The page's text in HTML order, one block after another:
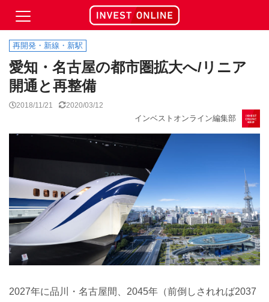
再開発・新線・新駅
愛知・名古屋の都市圏拡大へ/リニア
開通と再整備
2018/11/21 2020/03/12
インベストオンライン編集部
2027年に品川・名古屋間、2045年（前倒しされれば2037